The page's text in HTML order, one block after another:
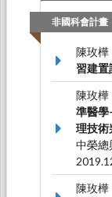
非國科會計畫
陳玫樺
習建置
陳玫樺
準醫學
理技術
中榮總
陳玫樺